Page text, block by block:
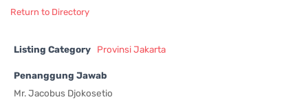
Return to Directory
Listing Category Provinsi Jakarta
Penanggung Jawab
Mr. Jacobus Djokosetio